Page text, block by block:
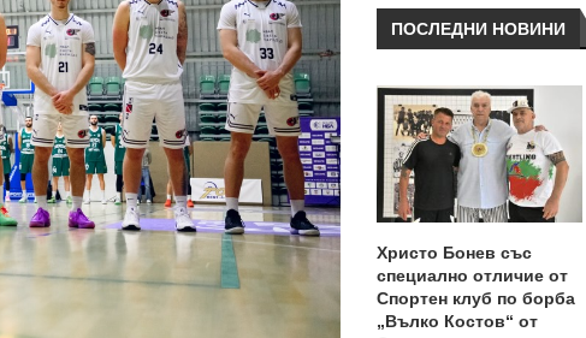
ПОСЛЕДНИ НОВИНИ
Христо Бонев със
специално отличие от
Спортен клуб по борба
„Вълко Костов“ от